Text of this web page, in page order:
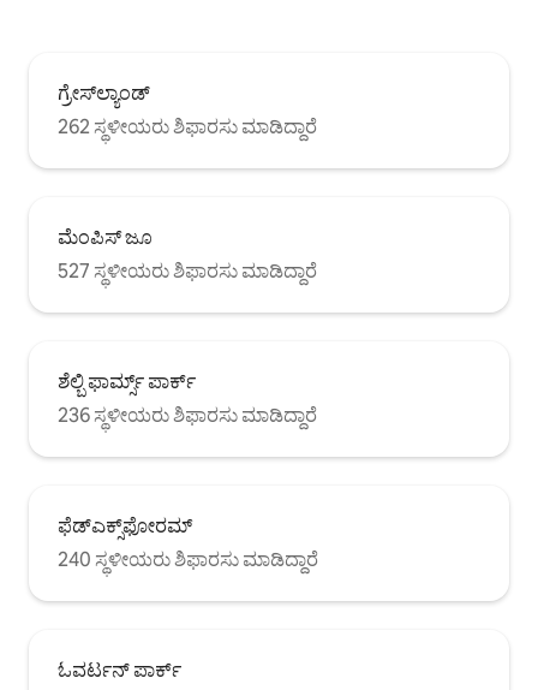
ಗ್ರೇಸ್‌ಲ್ಯಾಂಡ್
262 ಸ್ಥಳೀಯರು ಶಿಫಾರಸು ಮಾಡಿದ್ದಾರೆ
ಮೆಂಪಿಸ್ ಜೂ
527 ಸ್ಥಳೀಯರು ಶಿಫಾರಸು ಮಾಡಿದ್ದಾರೆ
ಶೆಲ್ಬಿ ಫಾರ್ಮ್ಸ್ ಪಾರ್ಕ್
236 ಸ್ಥಳೀಯರು ಶಿಫಾರಸು ಮಾಡಿದ್ದಾರೆ
ಫೆಡ್ಎಕ್ಸ್‌ಫೋರಮ್
240 ಸ್ಥಳೀಯರು ಶಿಫಾರಸು ಮಾಡಿದ್ದಾರೆ
ಓವರ್ಟನ್ ಪಾರ್ಕ್